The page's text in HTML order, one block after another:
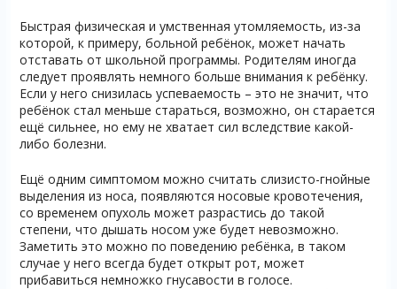
Быстрая физическая и умственная утомляемость, из-за
которой, к примеру, больной ребёнок, может начать
отставать от школьной программы. Родителям иногда
следует проявлять немного больше внимания к ребёнку.
Если у него снизилась успеваемость – это не значит, что
ребёнок стал меньше стараться, возможно, он старается
ещё сильнее, но ему не хватает сил вследствие какой-
либо болезни.
Ещё одним симптомом можно считать слизисто-гнойные
выделения из носа, появляются носовые кровотечения,
со временем опухоль может разрастись до такой
степени, что дышать носом уже будет невозможно.
Заметить это можно по поведению ребёнка, в таком
случае у него всегда будет открыт рот, может
прибавиться немножко гнусавости в голосе.